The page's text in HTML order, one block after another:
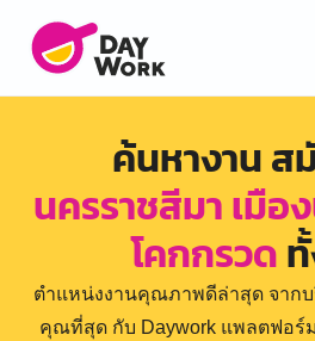
ค้นหางาน ส
นครราชสีมา เมือ
โคกกรวด
ตำแหน่งงานคุณภาพดีล่าสุด จาก
คุณที่สุด กับ Daywork แพลตฟอร์